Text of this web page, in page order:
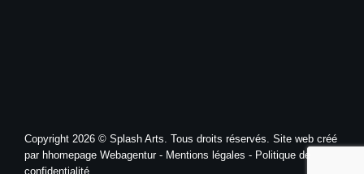
Copyright 2026 © Splash Arts. Tous droits réservés. Site webcréé
par hhomepage Webagentur - Mentions légales - Politique de
confidentialité